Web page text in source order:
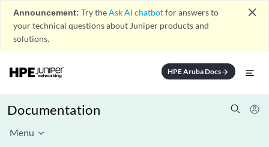
Announcement: Try theAsk AI chatbotfor answers to
your technical questions about Juniper products and
solutions.
close
HPE Aruba Docsarrow_forward
Documentation
Menu